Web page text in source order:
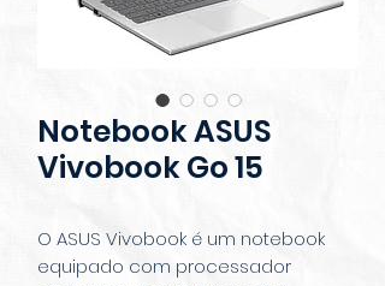
Notebook ASUS
Vivobook Go 15
O ASUS Vivobook é um notebook
equipado com processador